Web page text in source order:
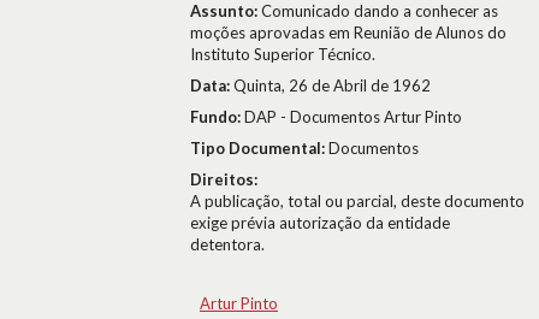
Assunto:Comunicado dando a conhecer as
moções aprovadas em Reunião de Alunos do
Instituto Superior Técnico.
Data:Quinta, 26 de Abril de 1962
Fundo:DAP - Documentos Artur Pinto
Tipo Documental:Documentos
Direitos:
A publicação, total ou parcial, deste documento
exige prévia autorização da entidade
detentora.
Artur Pinto